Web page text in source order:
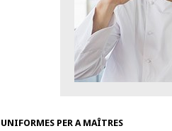
UNIFORMES PER A MAÎTRES